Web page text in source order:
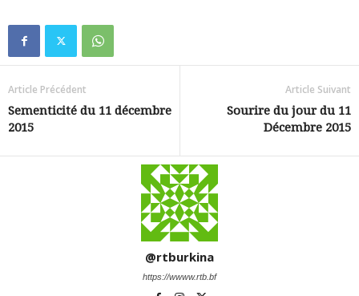
Article Précédent
Sementicité du 11 décembre
2015
Article Suivant
Sourire du jour du 11
Décembre 2015
@rtburkina
https://wwww.rtb.bf